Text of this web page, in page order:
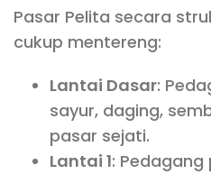
Pasar Pelita secara
cukup mentereng:
Lantai Dasar:
sayur, daging,
pasar sejati.
Lantai 1: